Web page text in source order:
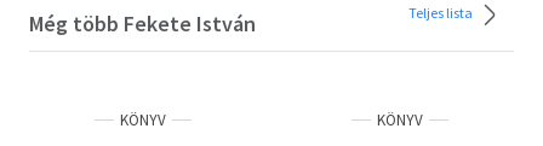
Még több Fekete István Teljes lista
KÖNYV KÖNYV